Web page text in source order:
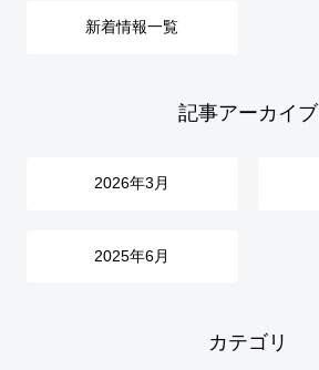
新着情報一覧
記事アーカイブ
2026年3月
2025年6月
カテゴリ